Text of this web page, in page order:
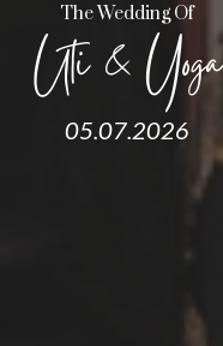
The Wedding Of
Uti & Yoga
05.07.2026